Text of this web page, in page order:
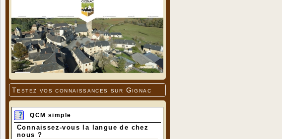
Testez vos connaissances sur Gignac
QCM simple
Connaissez-vous la langue de chez
nous ?